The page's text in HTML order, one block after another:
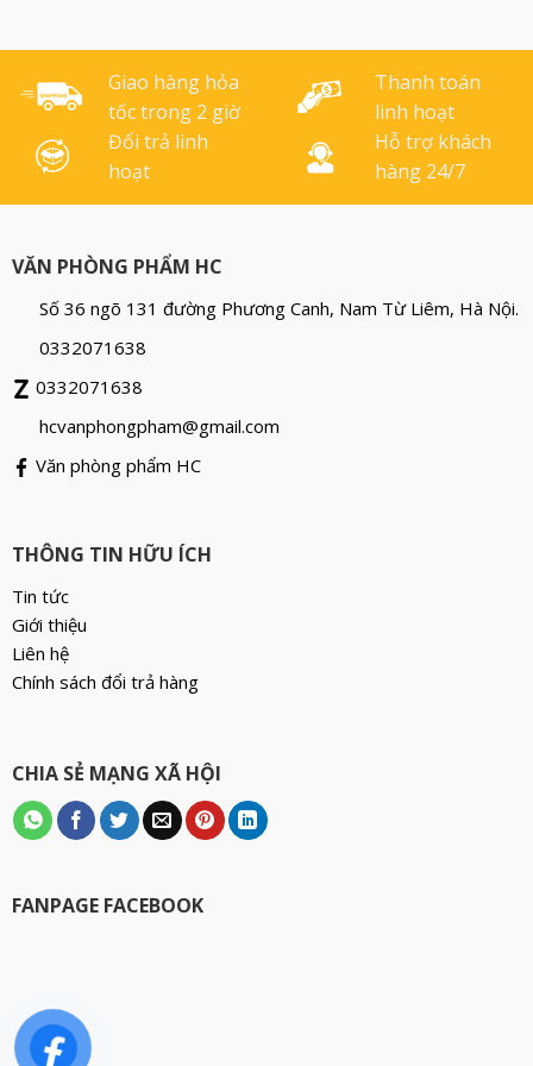
Giao hàng hỏa
tốc trong 2 giờ
Thanh toán
linh hoạt
Đổi trả linh
hoạt
Hỗ trợ khách
hàng 24/7
VĂN PHÒNG PHẨM HC
Số 36 ngõ 131 đường Phương Canh, Nam Từ Liêm, Hà Nội.
0332071638
0332071638
hcvanphongpham@gmail.com
Văn phòng phẩm HC
THÔNG TIN HỮU ÍCH
Tin tức
Giới thiệu
Liên hệ
Chính sách đổi trả hàng
CHIA SẺ MẠNG XÃ HỘI
FANPAGE FACEBOOK